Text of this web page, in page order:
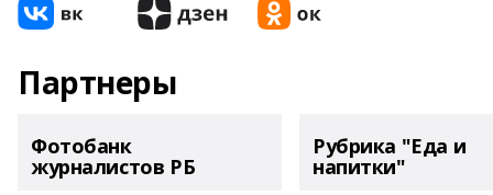
Партнеры
Фотобанк
журналистов РБ
Рубрика "Еда и
напитки"